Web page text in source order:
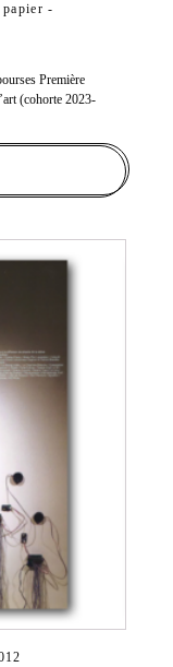
-
Première
(cohorte 2023-